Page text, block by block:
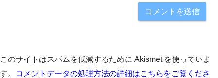
このサイトはスパムを低減するために Akismet を使っていま
す。
コメントデータの処理方法の詳細はこちらをご覧くださ